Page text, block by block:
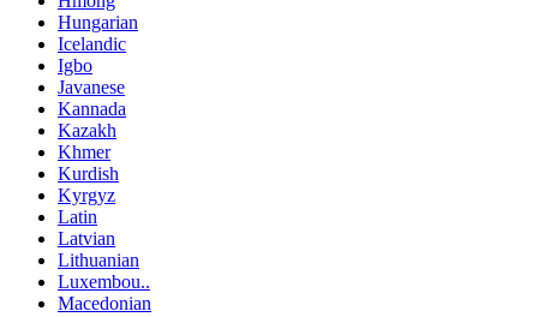
Hungarian
Icelandic
Igbo
Javanese
Kannada
Kazakh
Khmer
Kurdish
Kyrgyz
Latin
Latvian
Lithuanian
Luxembou..
Macedonian